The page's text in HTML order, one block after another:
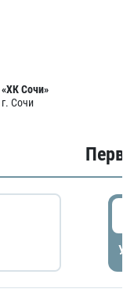
«ХК Сочи»
г. Сочи